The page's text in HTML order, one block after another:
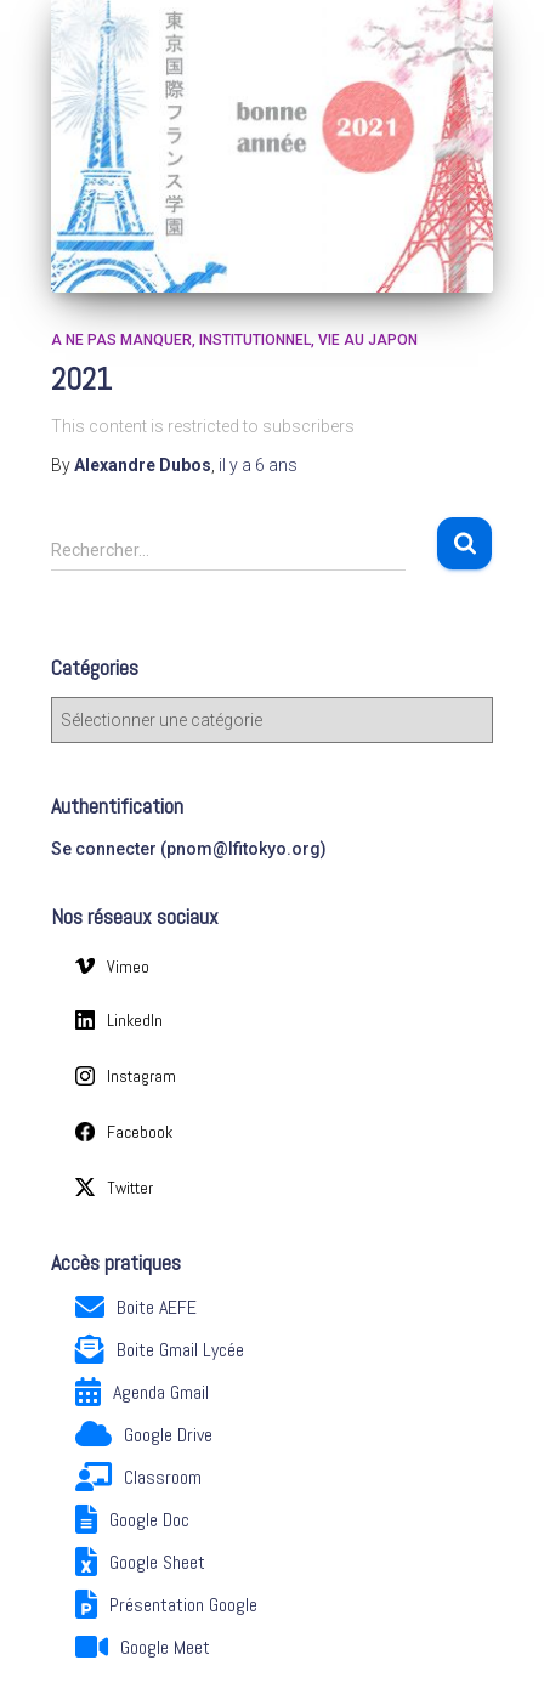
A NE PAS MANQUER INSTITUTIONNEL VIE AU JAPON
2021
This content is restricted to subscribers
ByAlexandre Dubos il y a 6 ans
R
e
r
c
Rechercher…
Catégories
C
g
o
e
Authentification
Se connecter (pnom@lfitokyo.org)
Nos réseaux sociaux
Vimeo
LinkedIn
Instagram
Facebook
Twitter
Accès pratiques
Boite AEFE
Boite Gmail Lycée
Agenda Gmail
Google Drive
Classroom
Google Doc
Google Sheet
Présentation Google
Google Meet